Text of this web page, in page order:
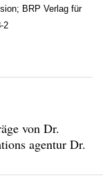
BRP Verlag für
2
von Dr.
agentur Dr.